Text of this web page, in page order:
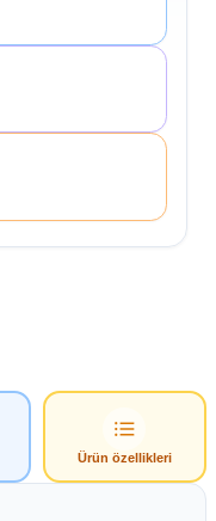
Ürün özellikleri